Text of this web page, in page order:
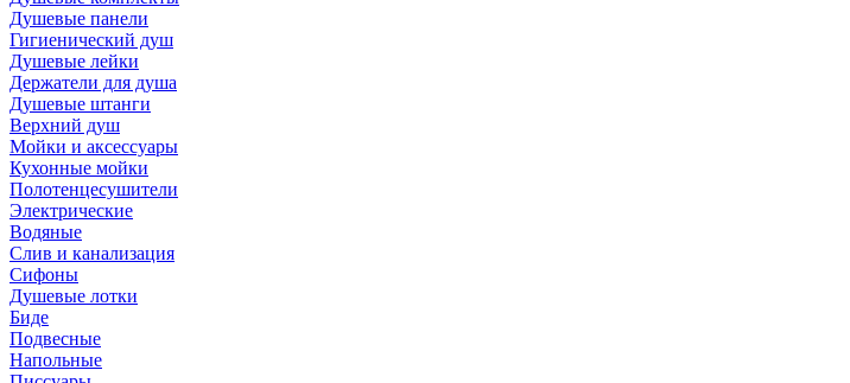
Душевые панели
Гигиенический душ
Душевые лейки
Держатели для душа
Душевые штанги
Верхний душ
Мойки и аксессуары
Кухонные мойки
Полотенцесушители
Электрические
Водяные
Слив и канализация
Сифоны
Душевые лотки
Биде
Подвесные
Напольные